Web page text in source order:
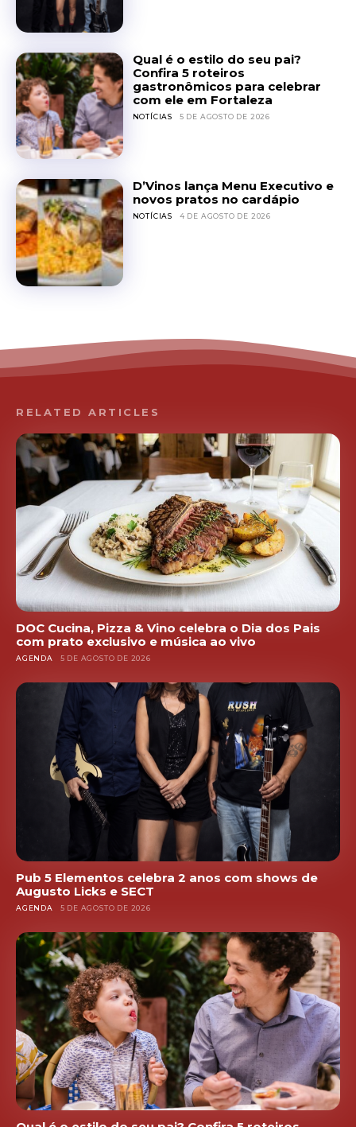
Qual é o estilo do seu pai?
Confira 5 roteiros
gastronômicos para celebrar
com ele em Fortaleza
NOTÍCIAS 5 DE AGOSTO DE 2026
D’Vinos lança Menu Executivo e
novos pratos no cardápio
NOTÍCIAS 4 DE AGOSTO DE 2026
RELATED ARTICLES
DOC Cucina, Pizza & Vino celebra o Dia dos Pais
com prato exclusivo e música ao vivo
AGENDA 5 DE AGOSTO DE 2026
Pub 5 Elementos celebra 2 anos com shows de
Augusto Licks e SECT
AGENDA 5 DE AGOSTO DE 2026